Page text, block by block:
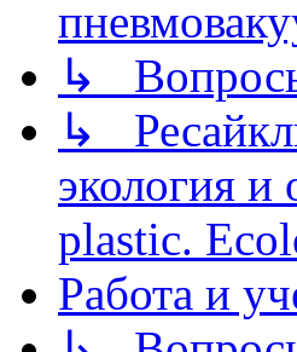
↳ Вопросы
↳
экология
plastic.
Работа и